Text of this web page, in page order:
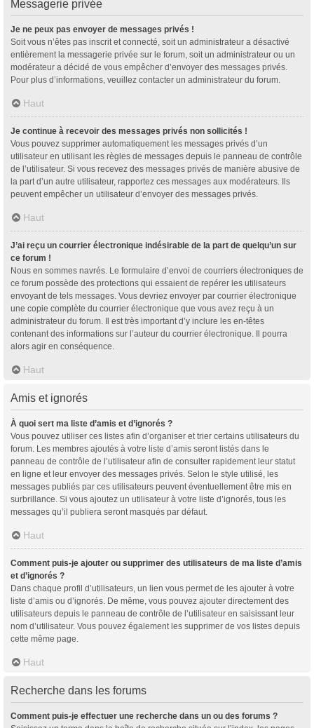
Messagerie privée
Je ne peux pas envoyer de messages privés !
Soit vous n’êtes pas inscrit et connecté, soit un administrateur a désactivé
entièrement la messagerie privée sur le forum, soit un administrateur ou un
modérateur a décidé de vous empêcher d’envoyer des messages privés.
Pour plus d’informations, veuillez contacter un administrateur du forum.
Haut
Je continue à recevoir des messages privés non sollicités !
Vous pouvez supprimer automatiquement les messages privés d’un
utilisateur en utilisant les règles de messages depuis le panneau de contrôle
de l’utilisateur. Si vous recevez des messages privés de manière abusive de
la part d’un autre utilisateur, rapportez ces messages aux modérateurs. Ils
peuvent empêcher un utilisateur d’envoyer des messages privés.
Haut
J’ai reçu un courrier électronique indésirable de la part de quelqu’un sur
ce forum !
Nous en sommes navrés. Le formulaire d’envoi de courriers électroniques de
ce forum possède des protections qui essaient de repérer les utilisateurs
envoyant de tels messages. Vous devriez envoyer par courrier électronique
une copie complète du courrier électronique que vous avez reçu à un
administrateur du forum. Il est très important d’y inclure les en-têtes
contenant des informations sur l’auteur du courrier électronique. Il pourra
alors agir en conséquence.
Haut
Amis et ignorés
À quoi sert ma liste d’amis et d’ignorés ?
Vous pouvez utiliser ces listes afin d’organiser et trier certains utilisateurs du
forum. Les membres ajoutés à votre liste d’amis seront listés dans le
panneau de contrôle de l’utilisateur afin de consulter rapidement leur statut
en ligne et leur envoyer des messages privés. Selon le style utilisé, les
messages publiés par ces utilisateurs peuvent éventuellement être mis en
surbrillance. Si vous ajoutez un utilisateur à votre liste d’ignorés, tous les
messages qu’il publiera seront masqués par défaut.
Haut
Comment puis-je ajouter ou supprimer des utilisateurs de ma liste d’amis
et d’ignorés ?
Dans chaque profil d’utilisateurs, un lien vous permet de les ajouter à votre
liste d’amis ou d’ignorés. De même, vous pouvez ajouter directement des
utilisateurs depuis le panneau de contrôle de l’utilisateur en saisissant leur
nom d’utilisateur. Vous pouvez également les supprimer de vos listes depuis
cette même page.
Haut
Recherche dans les forums
Comment puis-je effectuer une recherche dans un ou des forums ?